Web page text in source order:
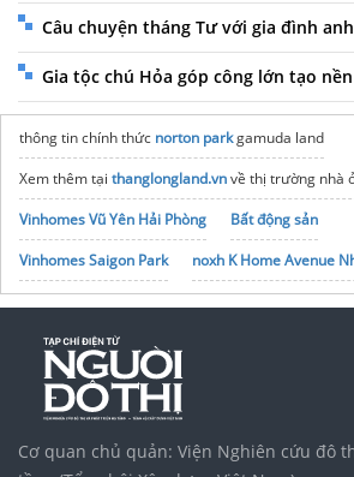
Câu chuyện tháng Tư với gia đình
Gia tộc chú Hỏa góp công lớn tạo
thông tin chính thức norton parkgamuda land
Xem thêm tại thanglongland.vnvề thị trường nhà
Vinhomes Vũ Yên Hải Phòng
Bất động sản
Vinhomes Saigon Park
noxh K Home Avenue
Tập đoàn Bcons Group
xem ngày tốt
xem
XSMNtrực tiếp
Cơ quan chủ quản: Viện Nghiên cứu đô